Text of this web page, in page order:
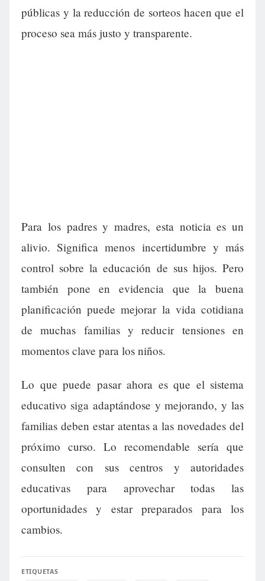
públicas y la reducción de sorteos hacen que el
proceso sea más justo y transparente.
Para los padres y madres, esta noticia es un
alivio. Significa menos incertidumbre y más
control sobre la educación de sus hijos. Pero
también pone en evidencia que la buena
planificación puede mejorar la vida cotidiana
de muchas familias y reducir tensiones en
momentos clave para los niños.
Lo que puede pasar ahora es que el sistema
educativo siga adaptándose y mejorando, y las
familias deben estar atentas a las novedades del
próximo curso. Lo recomendable sería que
consulten con sus centros y autoridades
educativas para aprovechar todas las
oportunidades y estar preparados para los
cambios.
ETIQUETAS